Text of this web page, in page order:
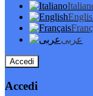
عربى
Accedi
Accedi